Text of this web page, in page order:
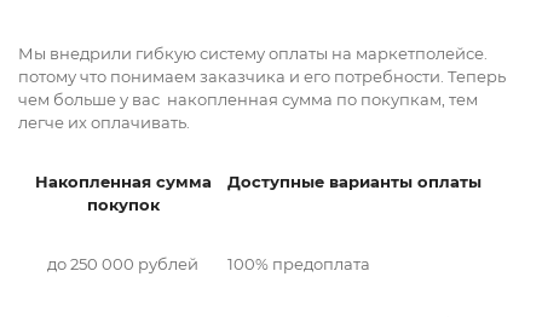
Мы внедрили гибкую систему оплаты на маркетполейсе.
потому что понимаем заказчика и его потребности. Теперь
чем больше у вас накопленная сумма по покупкам, тем
легче их оплачивать.
Накопленная сумма
покупок
Доступные варианты оплаты
до 250 000 рублей 100% предоплата